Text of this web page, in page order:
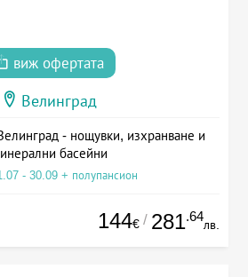
виж офертата
Велинград
- нощувки, изхранване и
басейни
- 30.09 + полупансион
144€ / 281.64
лв.